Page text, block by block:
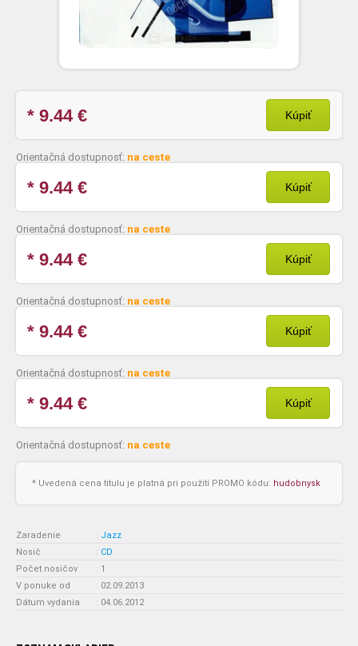
* 9.44€ Kúpiť
Orientačná dostupnosť: na ceste
* 9.44€ Kúpiť
Orientačná dostupnosť: na ceste
* 9.44€ Kúpiť
Orientačná dostupnosť: na ceste
* 9.44€ Kúpiť
Orientačná dostupnosť: na ceste
* 9.44€ Kúpiť
Orientačná dostupnosť: na ceste
* Uvedená cena titulu je platná pri použití PROMO kódu: hudobnysk
Zaradenie : Jazz
Nosič
: CD
Počet nosičov
: 1
V ponuke od
: 02.09.2013
Dátum vydania
: 04.06.2012